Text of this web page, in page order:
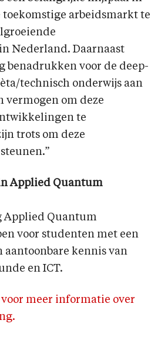
toekomstige arbeidsmarkt te
Nederland. Daarnaast
benadrukken voor de deep-
technisch onderwijs aan
vermogen om deze
te
trots om deze
Applied Quantum
Applied Quantum
voor studenten met een
aantoonbare kennis van
en ICT.
meer informatie over